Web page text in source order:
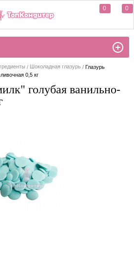
0 0
Шоколадная глазурь
Глазурь
0,5 кг
голубая ванильно-